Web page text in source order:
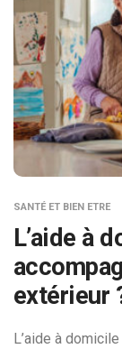
SANTÉ ET BIEN ETRE
L’aide à
extérieur
L’aide à